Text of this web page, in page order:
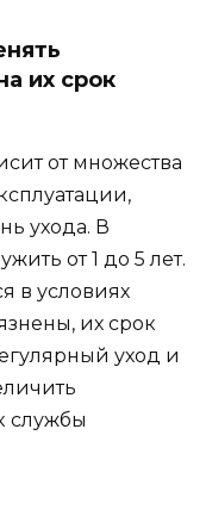
их срок
от множества
ухода. В
от 1 до 5 лет.
в условиях
их срок
уход и
службы